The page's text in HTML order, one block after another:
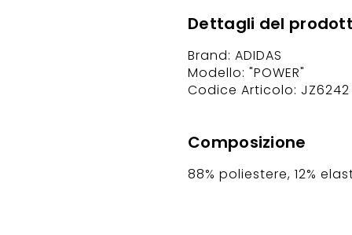
Dettagli del
Brand: ADIDAS
Modello: "POWER"
Codice Articolo: JZ6242
Composizione
88% poliestere, 12%